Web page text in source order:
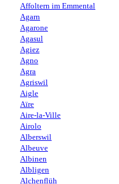
Affoltern im Emmental
Agarn
Agarone
Agasul
Agiez
Agno
Agra
Agriswil
Aigle
Aïre
Aire-la-Ville
Airolo
Alberswil
Albeuve
Albinen
Albligen
Alchenflüh